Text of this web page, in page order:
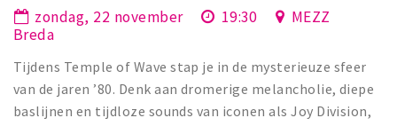
Toeristische routes
Natuurgebieden
Baroniepoorten
Sport
zondag, 22 november 19:30
MEZZ
Breda
Tijdens Temple of Wave stap je in de mysterieuze sfeer
van de jaren ’80. Denk aan dromerige melancholie, diepe
baslijnen en tijdloze sounds van iconen als Joy Division,